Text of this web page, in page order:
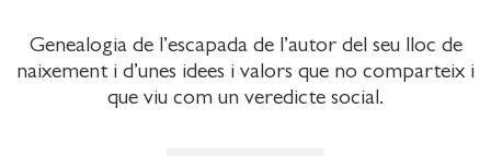
Genealogia de l’escapada de l’autor del seu lloc de
naixement i d’unes idees i valors que no comparteix i
que viu com un veredicte social.